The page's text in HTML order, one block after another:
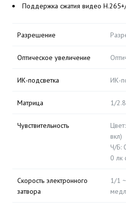
Поддержка сжатия видео
Разрешение
Оптическое увеличение
ИК-подсветка ИК-
Матрица 1/
Чувствительность
вкл)
Ч/Б:
0 лк
Скорость электронного
затвора
1/1